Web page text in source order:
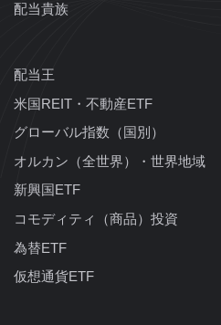
配当貴族
配当王
米国REIT・不動産ETF
グローバル指数（国別）
オルカン（全世界）・世界地域
新興国ETF
コモディティ（商品）投資
為替ETF
仮想通貨ETF